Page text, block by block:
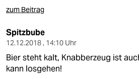
zum Beitrag
Spitzbube
12.12.2018 , 14:10 Uhr
Bier steht kalt, Knabberzeug ist
kann losgehen!